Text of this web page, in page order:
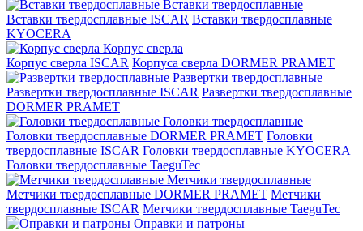
Вставки твердосплавные
Вставки твердосплавные ISCAR Вставки твердосплавные
KYOCERA
Корпус сверла
Корпус сверла ISCAR Корпуса сверла DORMER PRAMET
Развертки твердосплавные
Развертки твердосплавные ISCAR Развертки твердосплавные
DORMER PRAMET
Головки твердосплавные
Головки твердосплавные DORMER PRAMET Головки
твердосплавные ISCAR Головки твердосплавные KYOCERA
Головки твердосплавные TaeguTec
Метчики твердосплавные
Метчики твердосплавные DORMER PRAMET Метчики
твердосплавные ISCAR Метчики твердосплавные TaeguTec
Оправки и патроны